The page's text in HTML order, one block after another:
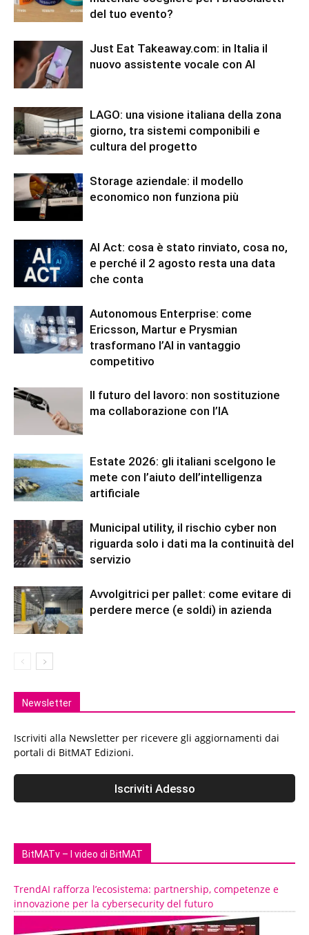
del tuo evento?
Just Eat Takeaway.com: in Italia il
nuovo assistente vocale con AI
LAGO: una visione italiana della zona
giorno, tra sistemi componibili e
cultura del progetto
Storage aziendale: il modello
economico non funziona più
AI Act: cosa è stato rinviato, cosa no,
e perché il 2 agosto resta una data
che conta
Autonomous Enterprise: come
Ericsson, Martur e Prysmian
trasformano l’AI in vantaggio
competitivo
Il futuro del lavoro: non sostituzione
ma collaborazione con l’IA
Estate 2026: gli italiani scelgono le
mete con l’aiuto dell’intelligenza
artificiale
Municipal utility, il rischio cyber non
riguarda solo i dati ma la continuità del
servizio
Avvolgitrici per pallet: come evitare di
perdere merce (e soldi) in azienda
Newsletter
Iscriviti alla Newsletter per ricevere gli aggiornamenti dai
portali di BitMAT Edizioni.
BitMATv – I video di BitMAT
TrendAI rafforza l’ecosistema: partnership, competenze e
innovazione per la cybersecurity del futuro